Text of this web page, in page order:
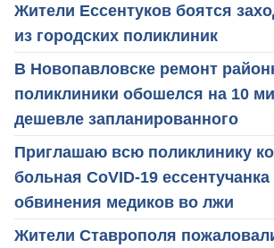
Жители Ессентуков боятся
из городских поликлиник
В Новопавловске ремонт
поликлиники обошелся на 10
дешевле запланированного
Приглашаю всю поликлинику
больная CoVID-19
обвинения медиков во лжи
Жители Ставрополя